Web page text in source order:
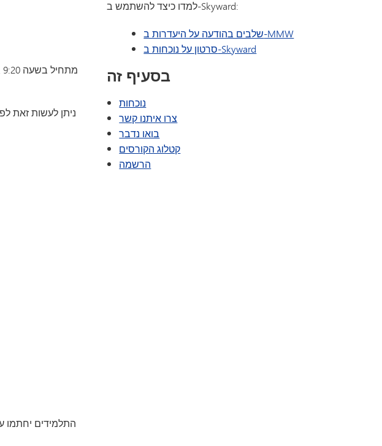
התלמידים יחתמו
למדו כיצד להשתמש ב-Skyward:
שלבים בהודעה על היעדרות ב-MMW
סרטון על נוכחות ב-Skyward
בסעיף זה
נוכחות
צרו איתנו קשר
בואו נדבר
קטלוג הקורסים
הרשמה